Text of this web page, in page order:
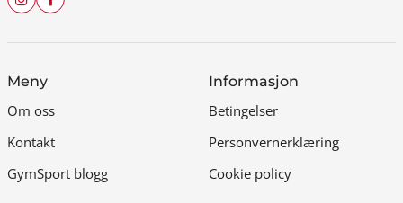
Meny
Om oss
Kontakt
GymSport blogg
Informasjon
Betingelser
Personvernerklæring
Cookie policy